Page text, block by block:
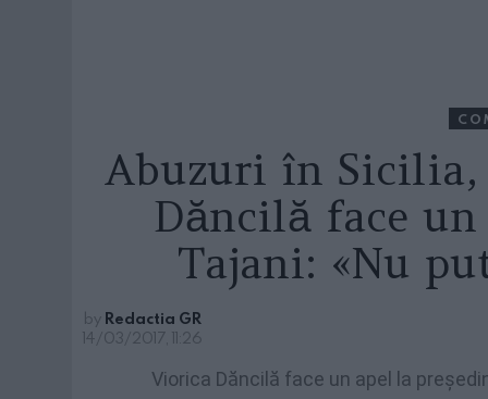
Abuzuri în Sicilia,
Dăncilă face
Tajani: «Nu
by Redactia GR
14/03/2017, 11:26
Viorica Dăncilă face un apel la